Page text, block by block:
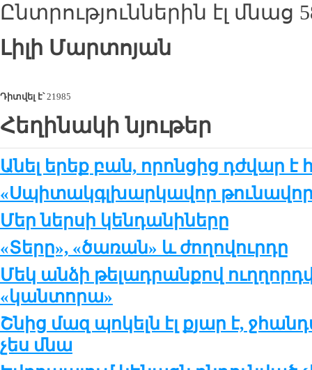
Ընտրություններին էլ մնաց
Լիլի Մարտոյան
Դիտվել է՝21985
Հեղինակի նյութեր
Անել երեք բան, որոնցից դժվար է
«Սպիտակգլխարկավոր թունավոր
Մեր ներսի կենդանիները
«Տերը», «ծառան» և ժողովուրդը
Մեկ անձի թելադրանքով
«կանտորա»
Շնից մազ պոկելն էլ քյար է,
չես մնա